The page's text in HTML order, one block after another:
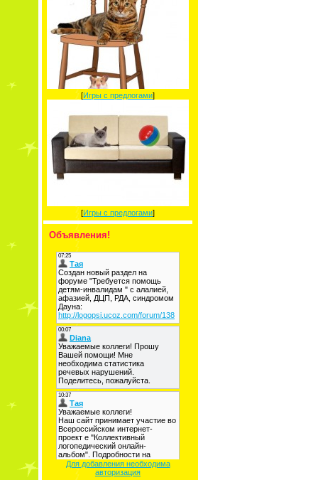
[Игры с предлогами]
[Игры с предлогами]
Объявления!
Для добавления необходима
авторизация